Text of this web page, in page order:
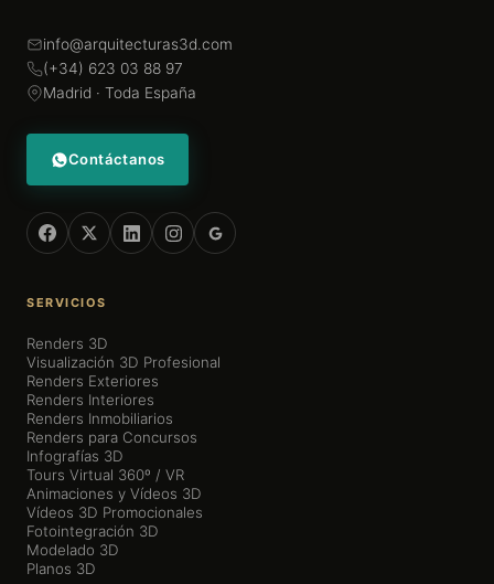
info@arquitecturas3d.com
(+34) 623 03 88 97
Madrid · Toda España
Contáctanos
SERVICIOS
Renders 3D
Visualización 3D Profesional
Renders Exteriores
Renders Interiores
Renders Inmobiliarios
Renders para Concursos
Infografías 3D
Tours Virtual 360º / VR
Animaciones y Vídeos 3D
Vídeos 3D Promocionales
Fotointegración 3D
Modelado 3D
Planos 3D